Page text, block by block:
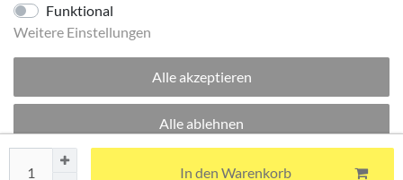
In den Warenkorb
© 2026 made by Supremo | Alle Rechte vorbehalten.
Funktional
Weitere Einstellungen
Alle akzeptieren
Alle ablehnen
Auswahl akzeptierenExcellent 5